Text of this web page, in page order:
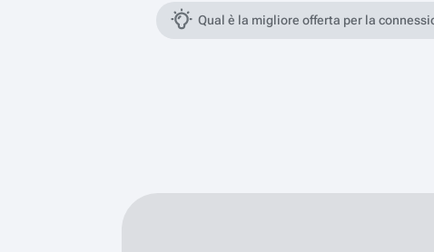
Qual è la migliore offerta per la